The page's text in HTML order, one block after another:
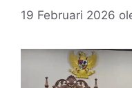
19 Februari 2026